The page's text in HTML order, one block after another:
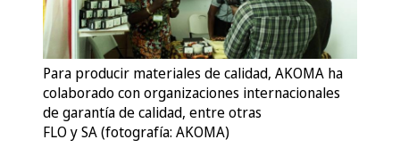
Para producir materiales de calidad, AKOMA ha
colaborado con organizaciones internacionales
de garantía de calidad, entre otras
FLO y SA (fotografía: AKOMA)